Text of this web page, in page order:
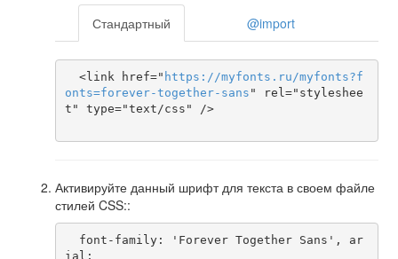
Стандартный @import
  <link href="
https ://myfonts . ru /myfonts?f
onts=forever-together-sans " rel="styleshee
t" type="text/css" />
Активируйте данный шрифт для текста в своем файле
стилей CSS::
ial;